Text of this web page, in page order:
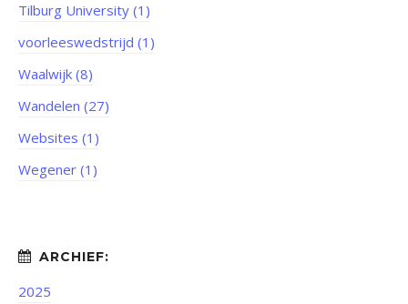
Tilburg University (1)
voorleeswedstrijd (1)
Waalwijk (8)
Wandelen (27)
Websites (1)
Wegener (1)
2025